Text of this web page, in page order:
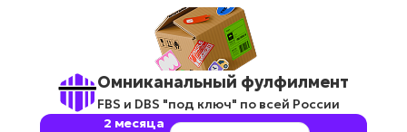
Омниканальный фулфилмент
FBS и DBS "под ключ" по всей России
2 месяца